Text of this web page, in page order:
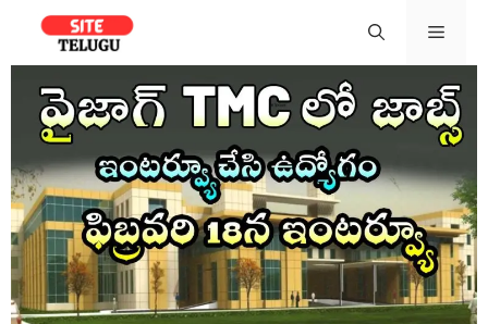
content